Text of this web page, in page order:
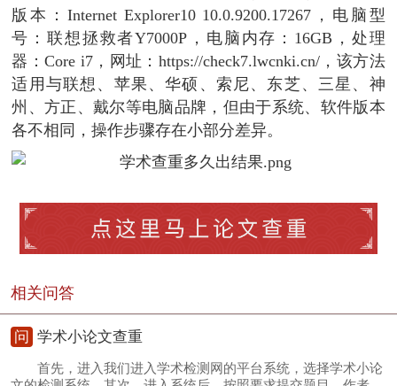
版本：Internet Explorer10 10.0.9200.17267，电脑型
号：联想拯救者Y7000P，电脑内存：16GB，处理
器：Core i7，网址：https://check7.lwcnki.cn/，该方法
适用与联想、苹果、华硕、索尼、东芝、三星、神
州、方正、戴尔等电脑品牌，但由于系统、软件版本
各不相同，操作步骤存在小部分差异。
相关问答
问 学术小论文查重
首先，进入我们进入学术检测网的平台系统，选择学术小论